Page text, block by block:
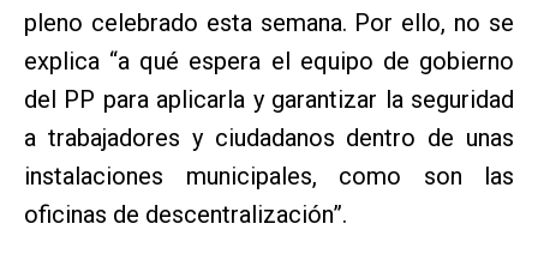
pleno celebrado esta semana. Por ello, no se
explica “a qué espera el equipo de gobierno
del PP para aplicarla y garantizar la seguridad
a trabajadores y ciudadanos dentro de unas
instalaciones municipales, como son las
oficinas de descentralización”.